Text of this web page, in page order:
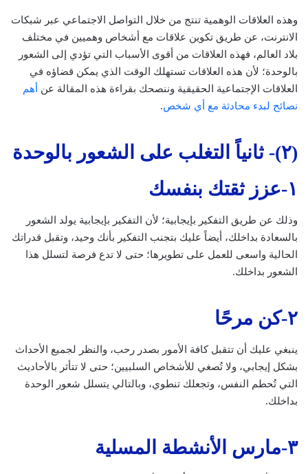
وهذه العلاقات الوهمية تنتج من خلال التواصل الاجتماعي عبر شبكات
الانترنت، عن طريق تكوين علاقات مع أشخاص وهميين في مختلف
بلاد العالم، فهذه العلاقات من أقوى الأسباب التي تؤدي إلى الشعور
بالوحدة؛ لأن هذه العلاقات تستهلك الوقت الذي يمكن قضاؤه في
العلاقات الإجتماعية الحقيقية وننصحك بقراءة هذه المقالة عن
أهم
نصائح لبدء محادثة مع أي شخص.
(٢)- ثانياً التغلب على الشعور بالوحدة
١-عزز ثقتك بنفسك
وذلك عن طريق التفكير بإيجابية؛ لأن التفكير بإيجابية يولد الشعور
بالسعادة بداخلك، أيضاً عليك بتجنب التفكير بأنك وحيد، وتقبل قدراتك
الحالية واسعى للعمل على تطويرها؛ حتى لا تدع فرصة لتسلل هذا
الشعور بداخلك.
٢-كن مرحًا
ينبغي عليك أن تتقبل كافة الأمور بصدر رحب، والنظر لجميع الأحداث
بشكل إيجابي، ولا تُصغي للأشخاص السلبيين؛ حتى لا تتأثر بالأحاديث
التي تُحطم النفس، وتجعلك تنطوي، وبالتالي يتسلل شعور الوحدة
بداخلك.
٣-مارس الأنشطة المسلية